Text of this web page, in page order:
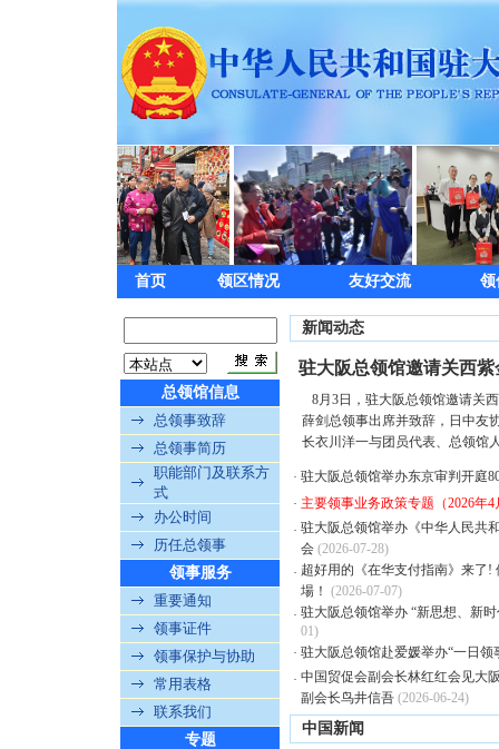
首页 领区情况 友好交流 领
总领馆信息
总领事致辞
总领事简历
职能部门及联系方
式
办公时间
历任总领事
领事服务
重要通知
领事证件
领事保护与协助
常用表格
联系我们
专题
新闻动态
驻大阪总领馆邀请关西
8月3日，驻大阪总领馆邀请关
薛剑总领事出席并致辞，日中友
长衣川洋一与团员代表、总领馆
· 驻大阪总领馆举办东京审判开庭
· 主要领事业务政策专题（2026年4
· 驻大阪总领馆举办《中华人民共
会 (2026-07-28)
· 超好用的《在华支付指南》来了!
場！ (2026-07-07)
· 驻大阪总领馆举办 “新思想、新
01)
· 驻大阪总领馆赴爱媛举办“一日领
· 中国贸促会副会长林红红会见大
副会长鸟井信吾 (2026-06-24)
中国新闻